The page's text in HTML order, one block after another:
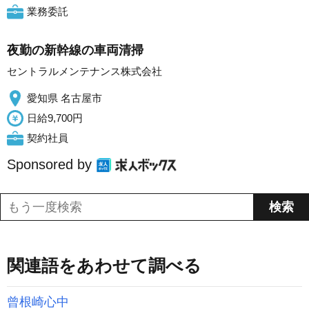
業務委託
夜勤の新幹線の車両清掃
セントラルメンテナンス株式会社
愛知県 名古屋市
日給9,700円
契約社員
Sponsored by
関連語をあわせて調べる
曾根崎心中